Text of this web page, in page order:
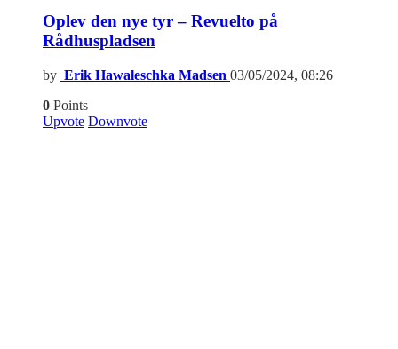
Oplev den nye tyr – Revuelto på
Rådhuspladsen
by Erik Hawaleschka Madsen 03/05/2024, 08:26
0 Points
Upvote Downvote